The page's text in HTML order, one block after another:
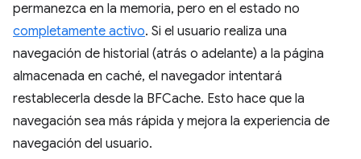
permanezca en la memoria, pero en el estado no
completamente activo. Si el usuario realiza una
navegación de historial (atrás o adelante) a la página
almacenada en caché, el navegador intentará
restablecerla desde la BFCache. Esto hace que la
navegación sea más rápida y mejora la experiencia de
navegación del usuario.